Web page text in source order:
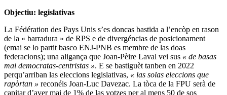
Objectiu: legislativas
La Fédération des Pays Unis s’es doncas bastida a l’encòp en rason
de la « barradura » de RPS e de divergéncias de posicionament
(emai se lo partit basco ENJ-PNB es membre de las doas
federacions); una aligança que Joan-Pèire Laval vei sus « de basas
mai democratas-centristas ». E se bastiguèt tanben en 2022
perqu’arriban las eleccions legislativas, « las solas eleccions que
rapòrtan » reconéis Joan-Luc Davezac. La tòca de la FPU serà de
capitar d’aver mai de 1% de las votzes per al mens 50 de sos